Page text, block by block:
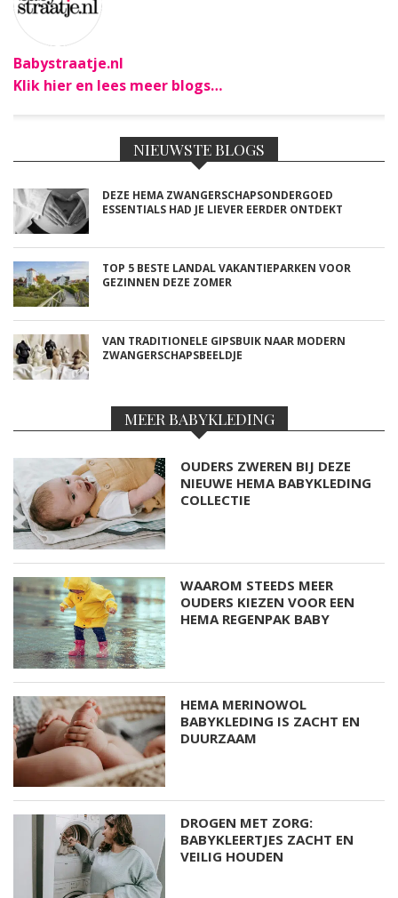
Babystraatje.nl
Klik hier en lees meer blogs…
NIEUWSTE BLOGS
DEZE HEMA ZWANGERSCHAPSONDERGOED
ESSENTIALS HAD JE LIEVER EERDER ONTDEKT
TOP 5 BESTE LANDAL VAKANTIEPARKEN VOOR
GEZINNEN DEZE ZOMER
VAN TRADITIONELE GIPSBUIK NAAR MODERN
ZWANGERSCHAPSBEELDJE
MEER BABYKLEDING
OUDERS ZWEREN BIJ DEZE
NIEUWE HEMA BABYKLEDING
COLLECTIE
WAAROM STEEDS MEER
OUDERS KIEZEN VOOR EEN
HEMA REGENPAK BABY
HEMA MERINOWOL
BABYKLEDING IS ZACHT EN
DUURZAAM
DROGEN MET ZORG:
BABYKLEERTJES ZACHT EN
VEILIG HOUDEN